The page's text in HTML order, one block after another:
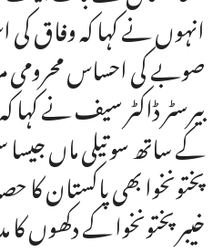
انہوں نے کہا کہ وفاق
صوبے کی احساس محرومی
بیرسٹر ڈاکٹر سیف نے کہا
کے ساتھ سوتیلی ماں
پختونخوا بھی پاکستان
خیبر پختونخوا کے دکھوں